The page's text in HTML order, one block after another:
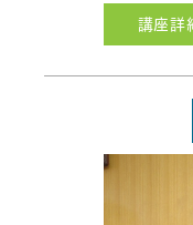
「オペレ
公開しまし
「校正の
講座詳